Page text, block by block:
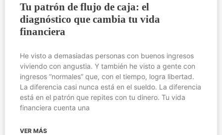
Tu patrón de flujo de caja: el
diagnóstico que cambia tu vida
financiera
He visto a demasiadas personas con buenos ingresos
viviendo con angustia. Y también he visto a gente con
ingresos “normales” que, con el tiempo, logra libertad.
La diferencia casi nunca está en el sueldo. La diferencia
está en el patrón que repites con tu dinero. Tu vida
financiera cuenta una
VER MÁS